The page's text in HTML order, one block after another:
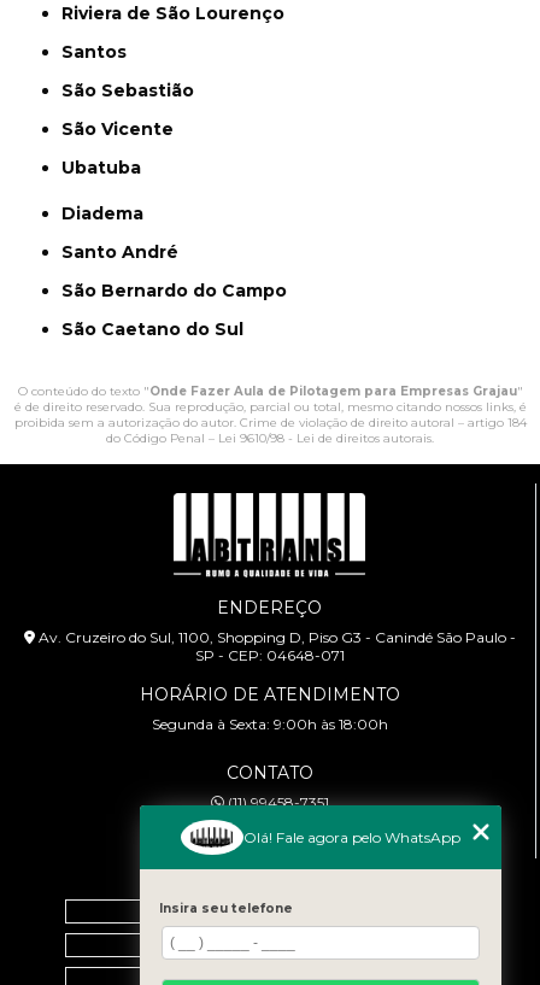
Riviera de São Lourenço
Santos
São Sebastião
São Vicente
Ubatuba
Diadema
Santo André
São Bernardo do Campo
São Caetano do Sul
O conteúdo do texto "Onde Fazer Aula de Pilotagem para Empresas Grajau"
é de direito reservado. Sua reprodução, parcial ou total, mesmo citando nossos links, é
proibida sem a autorização do autor. Crime de violação de direito autoral – artigo 184
do Código Penal – Lei 9610/98 - Lei de direitos autorais.
ENDEREÇO
Av. Cruzeiro do Sul, 1100, Shopping D, Piso G3 - Canindé São Paulo -
SP - CEP: 04648-071
HORÁRIO DE ATENDIMENTO
Segunda à Sexta: 9:00h às 18:00h
CONTATO
(11) 99458-7351
cursoabtrans@gmail.com
Home
Empresa
Galeria
Olá! Fale agora pelo WhatsApp
Insira seu telefone